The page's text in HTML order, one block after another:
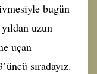
bugün
uzun
uçan
sıradayız.